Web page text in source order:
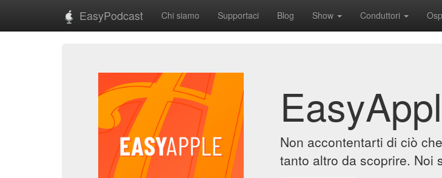
EasyPodcast Chi siamo Supportaci Blog Show Conduttori
Non accontentarti di ciò
tanto altro da scoprire. Noi